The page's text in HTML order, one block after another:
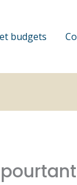
budgets